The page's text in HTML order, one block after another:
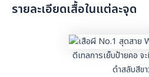
รายละเอียดเสื้อในแต่ละจุด
ดีเทลการเย็บป้ายคอ จ
ดำสลับสีข